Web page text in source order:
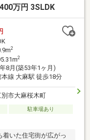
万円 3SLDK
2
2
8月(築53年1ヶ月)
本線 大麻駅 徒歩18分
市大麻桜木町
駐車場あり
いた住宅街が広がっ